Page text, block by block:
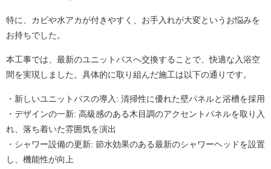
特に、カビや水アカが付きやすく、お手入れが大変というお悩みを
お持ちでした。
本工事では、 最新のユニットバスへ交換することで、快適な入浴空
間を実現しました。具体的に取り組んだ施工は以下の通りです。
・新しいユニットバスの導入: 清掃性に優れた壁パネルと浴槽を採用
・デザインの一新: 高級感のある木目調のアクセントパネルを取り入
れ、落ち着いた雰囲気を演出
・シャワー設備の更新: 節水効果のある最新のシャワーヘッドを設置
し、機能性が向上